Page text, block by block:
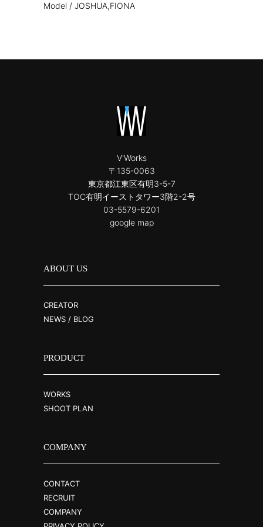
Model / JOSHUA,FIONA
V'Works
〒135-0063
東京都江東区有明3-5-7
TOC有明イーストタワー3階2-2号
03-5579-6201
google map
ABOUT US
CREATOR
NEWS / BLOG
PRODUCT
WORKS
SHOOT PLAN
COMPANY
CONTACT
RECRUIT
COMPANY